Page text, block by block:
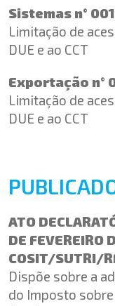
Sistemas n°
Limitação de
DUE e ao CCT
Exportação n°
Limitação de
DUE e ao CCT
ATO
DE FEVEREIRO
COSIT/SUTRI/
Dispõe sobre a
do Imposto